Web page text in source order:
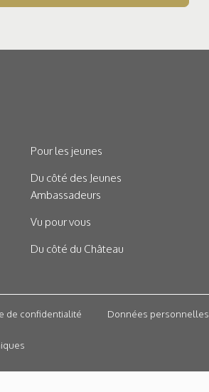
Pour les jeunes
Du côté des Jeunes
Ambassadeurs
Vu pour vous
Du côté du Château
de confidentialité Données personnelles